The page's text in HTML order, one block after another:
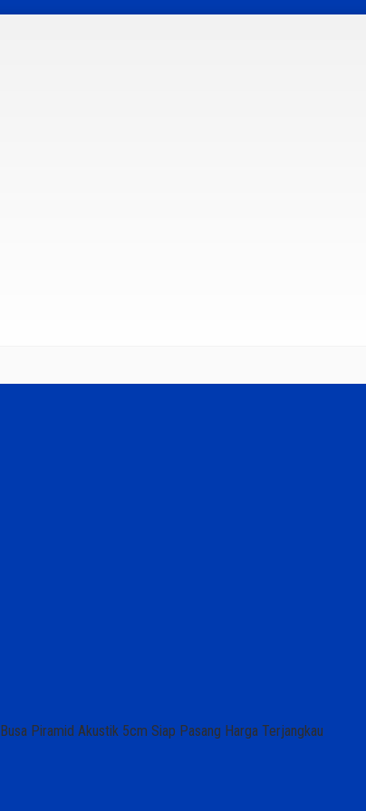
Busa Piramid Akustik 5cm Siap Pasang Harga Terjangkau